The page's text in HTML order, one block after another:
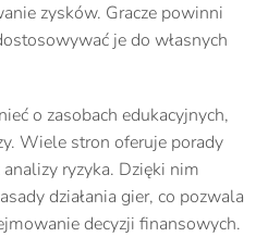
zysków. Gracze powinni
je do własnych
o zasobach edukacyjnych,
Wiele stron oferuje porady
ryzyka. Dzięki nim
działania gier, co pozwala
decyzji finansowych.